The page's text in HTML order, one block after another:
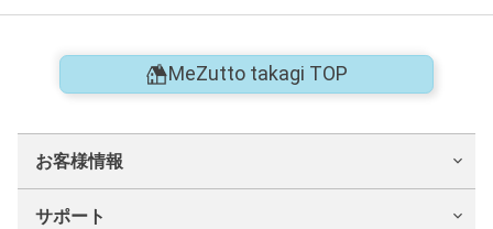
MeZutto takagi TOP
お客様情報
サポート